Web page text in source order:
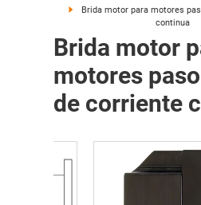
Brida motor para motores
continua
Brida motor
motores
de corriente